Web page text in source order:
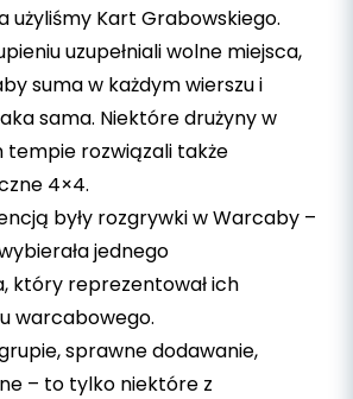
użyliśmy Kart Grabowskiego.
uzupełniali wolne miejsca,
suma w każdym wierszu i
sama. Niektóre drużyny w
rozwiązali także
4×4.
były rozgrywki w Warcaby –
jednego
który reprezentował ich
warcabowego.
sprawne dodawanie,
– to tylko niektóre z